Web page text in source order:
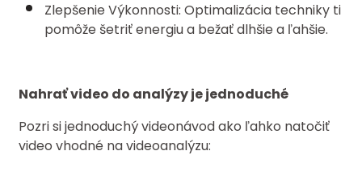
Zlepšenie Výkonnosti: Optimalizácia techniky ti
pomôže šetriť energiu a bežať dlhšie a ľahšie.
Nahrať video do analýzy je jednoduché
Pozri si jednoduchý videonávod ako ľahko natočiť
video vhodné na videoanalýzu: